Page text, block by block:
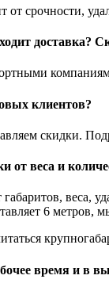
от срочности,
доставка?
клиентов?
скидки.
от веса и
веса,
6 метров,
время и в